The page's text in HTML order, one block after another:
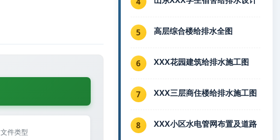
文件类型
5 高层综合楼给排水全图
6 XXX花园建筑给排水施工图
7 XXX三层商住楼给排水施工图
8 XXX小区水电管网布置及道路